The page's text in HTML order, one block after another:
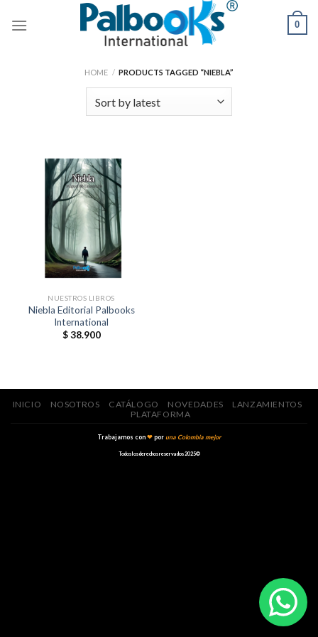
0
HOME / PRODUCTS TAGGED “NIEBLA”
NUESTROS LIBROS
Niebla Editorial Palbooks
International
$38.900
INICIO NOSOTROS CATÁLOGO NOVEDADES
LANZAMIENTOS
PLATAFORMA
Trabajamos con❤poruna Colombia mejor
Todos los derechos reservados 2025©️